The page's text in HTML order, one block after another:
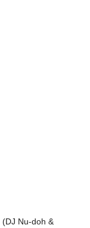
(DJ Nu-doh &